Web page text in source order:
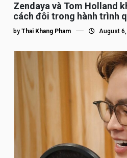
Zendaya và Tom Holland
cách đôi trong hành trình
by Thai Khang Pham August